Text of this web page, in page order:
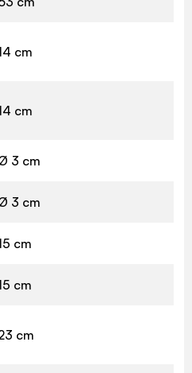
cm
cm
3 cm
3 cm
cm
cm
cm